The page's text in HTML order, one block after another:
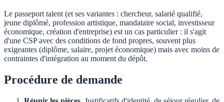
Le passeport talent (et ses variantes : chercheur, salarié qualifié,
jeune diplômé, profession artistique, mandataire social, investisseur
économique, création d'entreprise) est un cas particulier : il s'agit
d'une CSP avec des conditions de fond propres, souvent plus
exigeantes (diplôme, salaire, projet économique) mais avec moins de
contraintes d'intégration au moment du dépôt.
Procédure de demande